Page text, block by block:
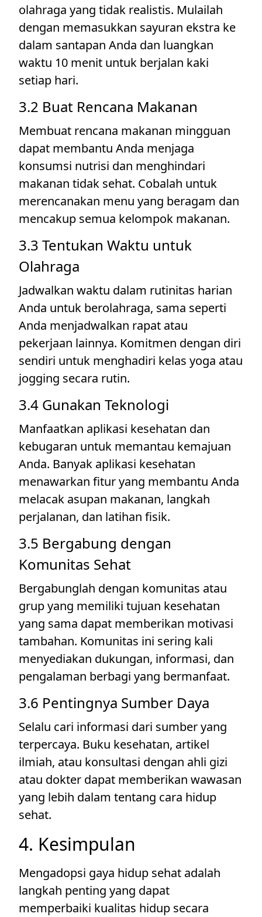
olahraga yang tidak realistis. Mulailah
dengan memasukkan sayuran ekstra ke
dalam santapan Anda dan luangkan
waktu 10 menit untuk berjalan kaki
setiap hari.
3.2 Buat Rencana Makanan
Membuat rencana makanan mingguan
dapat membantu Anda menjaga
konsumsi nutrisi dan menghindari
makanan tidak sehat. Cobalah untuk
merencanakan menu yang beragam dan
mencakup semua kelompok makanan.
3.3 Tentukan Waktu untuk
Olahraga
Jadwalkan waktu dalam rutinitas harian
Anda untuk berolahraga, sama seperti
Anda menjadwalkan rapat atau
pekerjaan lainnya. Komitmen dengan diri
sendiri untuk menghadiri kelas yoga atau
jogging secara rutin.
3.4 Gunakan Teknologi
Manfaatkan aplikasi kesehatan dan
kebugaran untuk memantau kemajuan
Anda. Banyak aplikasi kesehatan
menawarkan fitur yang membantu Anda
melacak asupan makanan, langkah
perjalanan, dan latihan fisik.
3.5 Bergabung dengan
Komunitas Sehat
Bergabunglah dengan komunitas atau
grup yang memiliki tujuan kesehatan
yang sama dapat memberikan motivasi
tambahan. Komunitas ini sering kali
menyediakan dukungan, informasi, dan
pengalaman berbagi yang bermanfaat.
3.6 Pentingnya Sumber Daya
Selalu cari informasi dari sumber yang
terpercaya. Buku kesehatan, artikel
ilmiah, atau konsultasi dengan ahli gizi
atau dokter dapat memberikan wawasan
yang lebih dalam tentang cara hidup
sehat.
4. Kesimpulan
Mengadopsi gaya hidup sehat adalah
langkah penting yang dapat
memperbaiki kualitas hidup secara